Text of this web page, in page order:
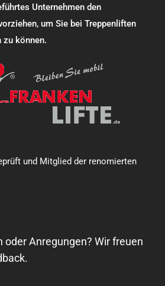
Unternehmen den
um Sie bei Treppenliften
können.
und Mitglied der renomierten
oder Anregungen? Wir freuen